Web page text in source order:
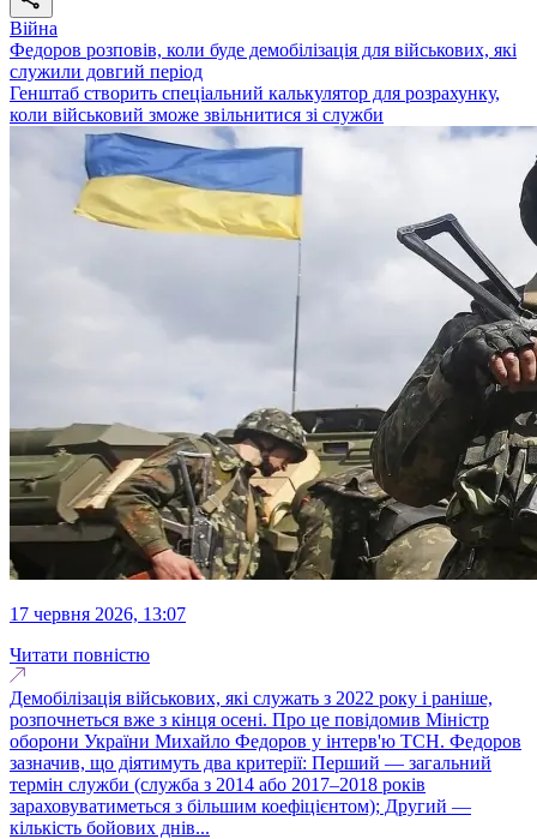
Війна
Федоров розповів, коли буде демобілізація для військових, які
служили довгий період
Генштаб створить спеціальний калькулятор для розрахунку,
коли військовий зможе звільнитися зі служби
17 червня 2026, 13:07
Читати повністю
Демобілізація військових, які служать з 2022 року і раніше,
розпочнеться вже з кінця осені. Про це повідомив Міністр
оборони України Михайло Федоров у інтерв'ю ТСН. Федоров
зазначив, що діятимуть два критерії: Перший — загальний
термін служби (служба з 2014 або 2017–2018 років
зараховуватиметься з більшим коефіцієнтом); Другий —
кількість бойових днів...